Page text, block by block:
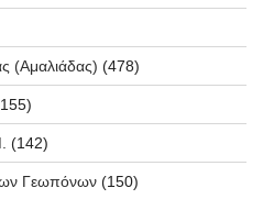
(Αμαλιάδας) (478)
(142)
Γεωπόνων (150)